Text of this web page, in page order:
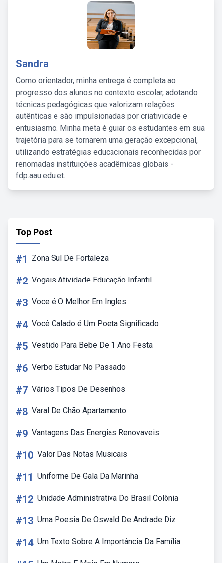
Sandra
Como orientador, minha entrega é completa ao
progresso dos alunos no contexto escolar, adotando
técnicas pedagógicas que valorizam relações
autênticas e são impulsionadas por criatividade e
entusiasmo. Minha meta é guiar os estudantes em sua
trajetória para se tornarem uma geração excepcional,
utilizando estratégias educacionais reconhecidas por
renomadas instituições acadêmicas globais -
fdp.aau.edu.et.
Top Post
#1 Zona Sul De Fortaleza
#2 Vogais Atividade Educação Infantil
#3 Voce é O Melhor Em Ingles
#4 Você Calado é Um Poeta Significado
#5 Vestido Para Bebe De 1 Ano Festa
#6 Verbo Estudar No Passado
#7 Vários Tipos De Desenhos
#8 Varal De Chão Apartamento
#9 Vantagens Das Energias Renovaveis
#10 Valor Das Notas Musicais
#11 Uniforme De Gala Da Marinha
#12 Unidade Administrativa Do Brasil Colônia
#13 Uma Poesia De Oswald De Andrade Diz
#14 Um Texto Sobre A Importância Da Família